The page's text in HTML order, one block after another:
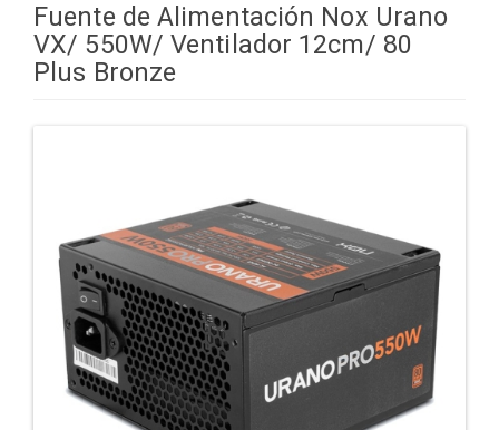
Fuente de Alimentación Nox Urano
VX/ 550W/ Ventilador 12cm/ 80
Plus Bronze